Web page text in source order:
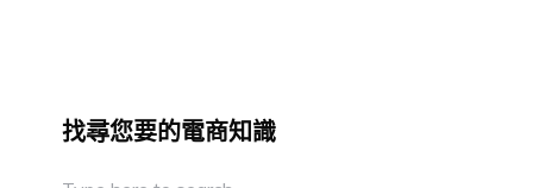
找尋您要的電商知識